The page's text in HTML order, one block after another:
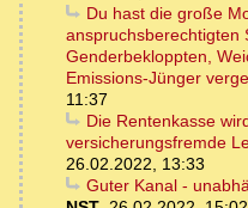
Du hast die große
anspruchsberechtigten
Genderbekloppten,
Emissions-Jünger
11:37
Die Rentenkasse
versicherungsfremde
26.02.2022, 13:33
Guter Kanal -